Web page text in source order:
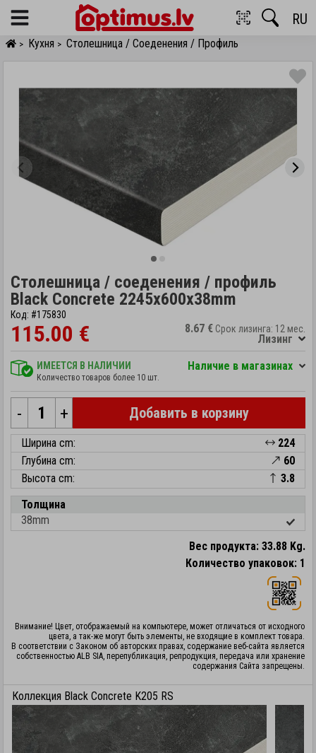
Menu RU
> Кухня > Столешница / Соеденения / Профиль
Столешница / соеденения / профиль
Black Concrete 2245x600x38mm
Код: #175830
115.00 € 8.67 € Срок лизинга: 12 мес.
Лизинг
ИМЕЕТСЯ В НАЛИЧИИ
Количество товаров более 10 шт.
Hаличие в магазинах
- + Добавить в корзину
Ширина cm:
224
Глубина cm:
60
Высота cm:
3.8
Толщина
38mm
Вес продукта: 33.88 Kg.
Количество упаковок: 1
Внимание! Цвет, отображаемый на компьютере, может отличаться от исходного
цвета, а так-же могут быть элементы, не входящие в комплект товара.
В соответствии с Законом об авторских правах, содержание веб-сайта является
собственностью ALB SIA, перепубликация, репродукция, передача или хранение
содержания Сайта запрещены.
Коллекция Black Concrete K205 RS